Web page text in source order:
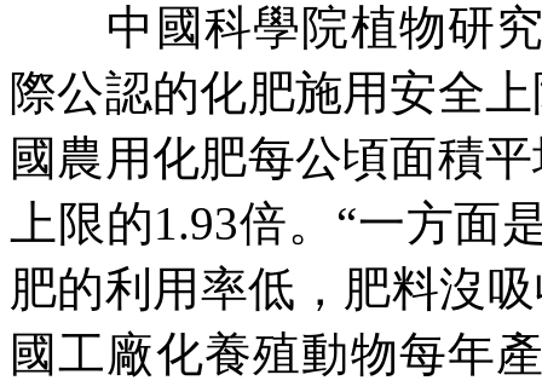
中國科學院植物研究
際公認的化肥施用安全
國農用化肥每公頃面積
上限的1.93倍。“一方面
肥的利用率低，肥料沒
國工廠化養殖動物每年